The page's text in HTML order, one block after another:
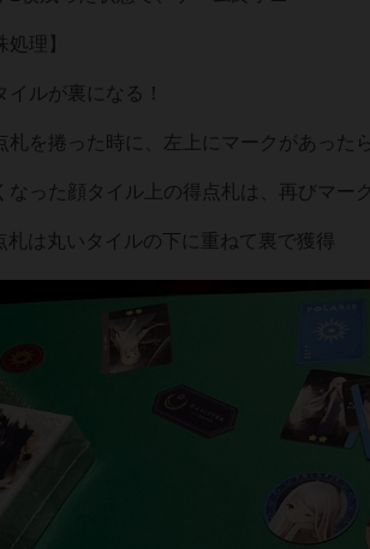
処理】
イルが裏になる！
札を捲った時に、左上にマークがあった
なった顔タイル上の得点札は、再びマー
札は丸いタイルの下に重ねて裏で獲得